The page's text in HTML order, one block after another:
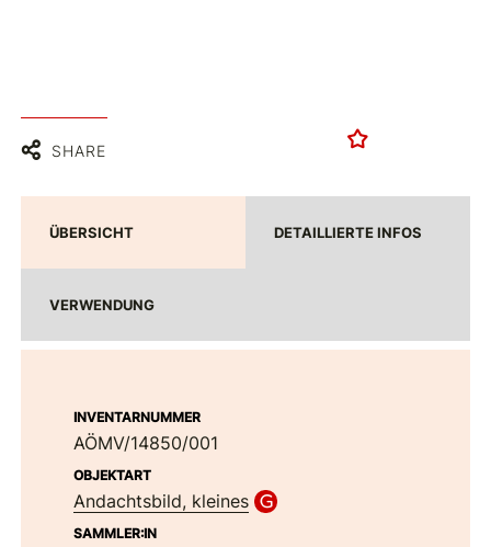
SHARE
ÜBERSICHT DETAILLIERTE INFOS
VERWENDUNG
INVENTARNUMMER
AÖMV/14850/001
OBJEKTART
Andachtsbild, kleines
SAMMLER:IN